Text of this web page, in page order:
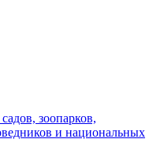
зоопарков,
и национальных